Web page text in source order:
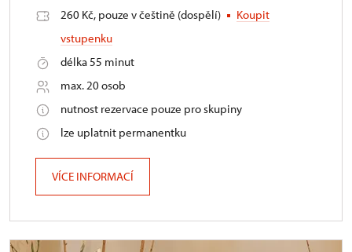
260 Kč, pouze v češtině (dospělí)
Koupit
vstupenku
délka 55 minut
max. 20 osob
nutnost rezervace pouze pro skupiny
lze uplatnit permanentku
VÍCE INFORMACÍ